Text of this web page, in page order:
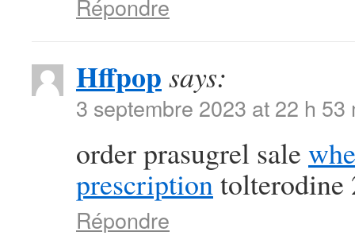
Répondre
Hffpop says:
3 septembre 2023 at 22 h 53
order prasugrel sale
prescriptiontolterodine
Répondre